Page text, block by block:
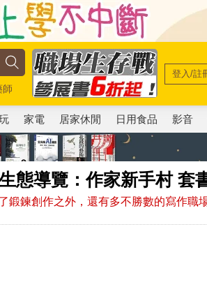
師
登入/註
家電 居家休閒 日用食品 影音
態導覽：作家新手村 套
鍛鍊創作之外，還有多不勝數的寫作職